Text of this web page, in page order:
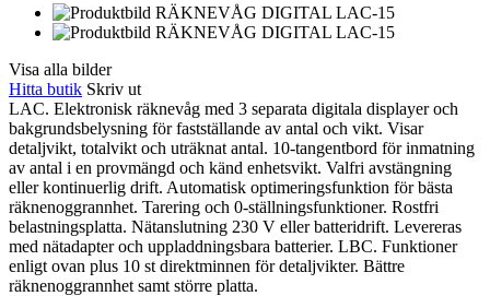
Visa alla bilder
Hitta butik Skriv ut
LAC. Elektronisk räknevåg med 3 separata digitala displayer och
bakgrundsbelysning för fastställande av antal och vikt. Visar
detaljvikt, totalvikt och uträknat antal. 10-tangentbord för inmatning
av antal i en provmängd och känd enhetsvikt. Valfri avstängning
eller kontinuerlig drift. Automatisk optimeringsfunktion för bästa
räknenoggrannhet. Tarering och 0-ställningsfunktioner. Rostfri
belastningsplatta. Nätanslutning 230 V eller batteridrift. Levereras
med nätadapter och uppladdningsbara batterier. LBC. Funktioner
enligt ovan plus 10 st direktminnen för detaljvikter. Bättre
räknenoggrannhet samt större platta.